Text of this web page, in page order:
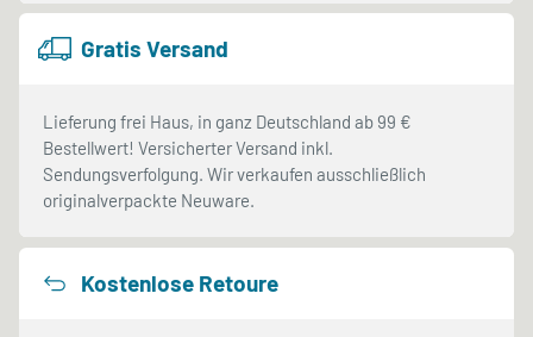
Gratis Versand
Lieferung frei Haus, in ganz Deutschland ab 99 €
Bestellwert! Versicherter Versand inkl.
Sendungsverfolgung. Wir verkaufen ausschließlich
originalverpackte Neuware.
Kostenlose Retoure